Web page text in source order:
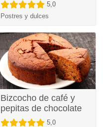
5,0
Postres y dulces
Bizcocho de café y
pepitas de chocolate
5,0